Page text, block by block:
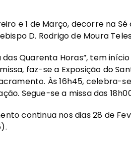
e 1 de Março, decorre na
D. Rodrigo de Moura
Quarenta Horas”, tem
faz-se a Exposição do
Às 16h45, celebra-
Segue-se a missa das
continua nos dias 28 de